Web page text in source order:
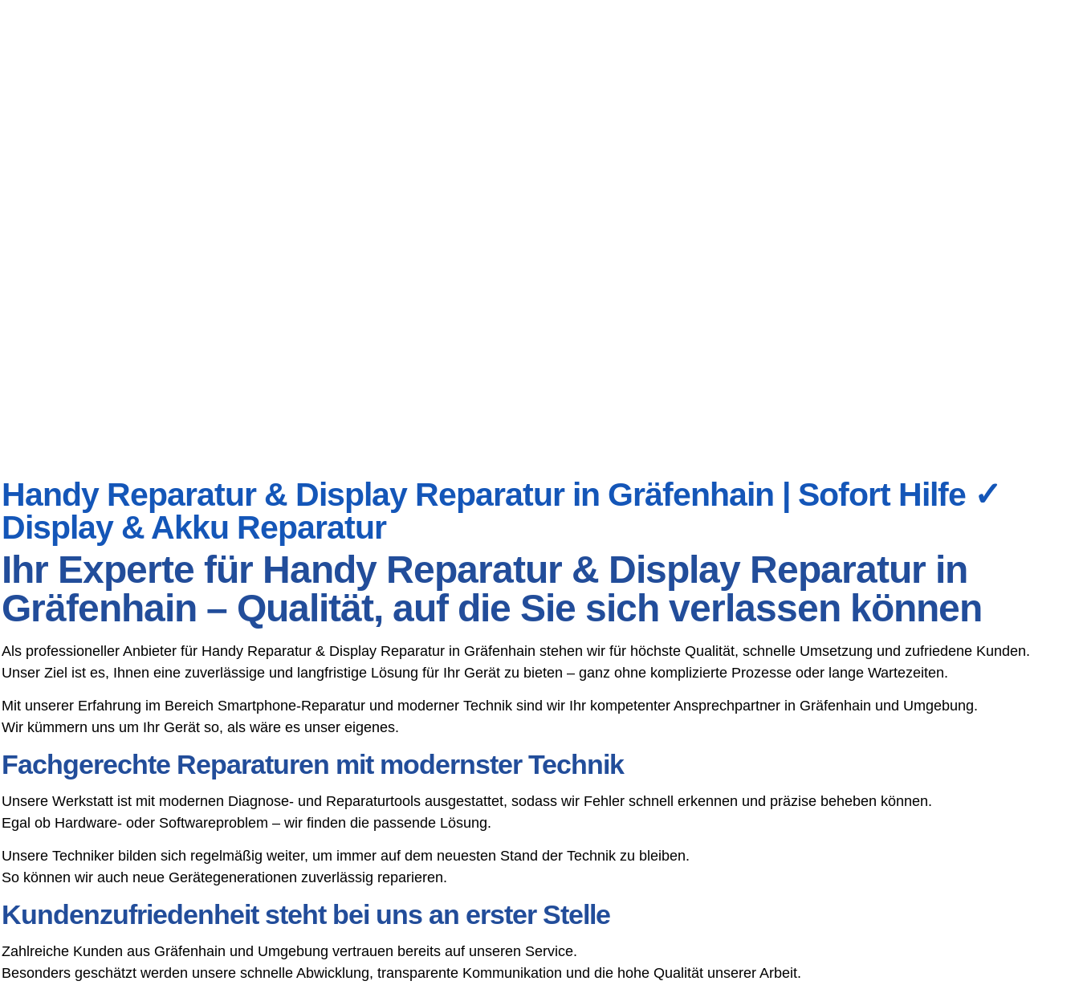
Handy Reparatur & Display Reparatur in Gräfenhain | Sofort Hilfe ✓
Display & Akku Reparatur
Ihr Experte für Handy Reparatur & Display Reparatur in
Gräfenhain – Qualität, auf die Sie sich verlassen können
Als professioneller Anbieter für Handy Reparatur & Display Reparatur in Gräfenhain stehen wir für höchste Qualität, schnelle Umsetzung und zufriedene Kunden.
Unser Ziel ist es, Ihnen eine zuverlässige und langfristige Lösung für Ihr Gerät zu bieten – ganz ohne komplizierte Prozesse oder lange Wartezeiten.
Mit unserer Erfahrung im Bereich Smartphone-Reparatur und moderner Technik sind wir Ihr kompetenter Ansprechpartner in Gräfenhain und Umgebung.
Wir kümmern uns um Ihr Gerät so, als wäre es unser eigenes.
Fachgerechte Reparaturen mit modernster Technik
Unsere Werkstatt ist mit modernen Diagnose- und Reparaturtools ausgestattet, sodass wir Fehler schnell erkennen und präzise beheben können.
Egal ob Hardware- oder Softwareproblem – wir finden die passende Lösung.
Unsere Techniker bilden sich regelmäßig weiter, um immer auf dem neuesten Stand der Technik zu bleiben.
So können wir auch neue Gerätegenerationen zuverlässig reparieren.
Kundenzufriedenheit steht bei uns an erster Stelle
Zahlreiche Kunden aus Gräfenhain und Umgebung vertrauen bereits auf unseren Service.
Besonders geschätzt werden unsere schnelle Abwicklung, transparente Kommunikation und die hohe Qualität unserer Arbeit.